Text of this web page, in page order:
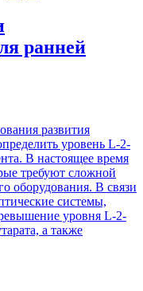
ранней
развития
уровень L-2-
В настоящее время
требуют сложной
оборудования. В связи
системы,
уровня L-2-
а также